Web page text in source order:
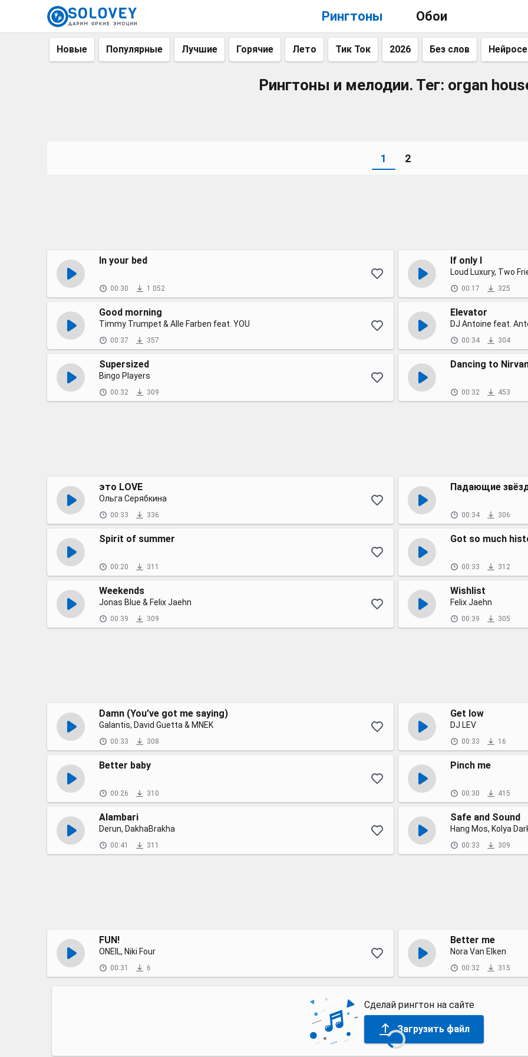
Рингтоны Обои
Новые Популярные Лучшие Горячие Лето Тик Ток 2026 Без слов
Рингтоны и мелодии. Тег: organ
1 2
In your bed
00:30 1 052
If only I
Loud Luxury, Two
00:17 325
Good morning
Timmy Trumpet & Alle Farben feat. YOU
00:37 357
Elevator
DJ Antoine feat.
00:34 304
Supersized
Bingo Players
00:32 309
Dancing to
00:32 453
это LOVE
Ольга Серябкина
00:33 336
Падающие
00:34 306
Spirit of summer
00:20 311
Got so much
00:33 312
Weekends
Jonas Blue & Felix Jaehn
00:39 309
Wishlist
Felix Jaehn
00:39 305
Damn (You’ve got me saying)
Galantis, David Guetta & MNEK
00:33 308
Get low
DJ LEV
00:33 16
Better baby
00:26 310
Pinch me
00:30 415
Alambari
Derun, DakhaBrakha
00:41 311
Safe and Sound
Hang Mos, Kolya
00:33 309
FUN!
ONEIL, Niki Four
00:31 6
Better me
Nora Van Elken
00:32 315
Сделай рингтон на сайте
Загрузить файл